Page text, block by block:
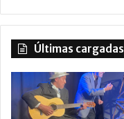
Últimas cargadas